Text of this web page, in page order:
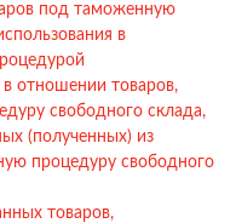
под таможенную
в
отношении товаров,
свободного склада,
(полученных) из
процедуру свободного
товаров,